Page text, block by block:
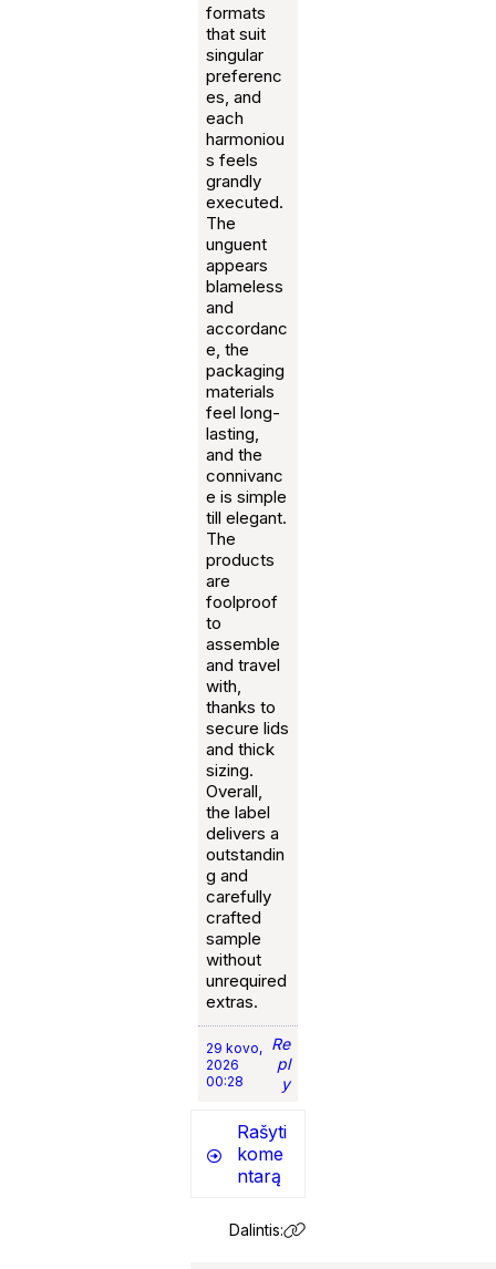
formats
that suit
singular
preferenc
es, and
each
harmoniou
s feels
grandly
executed.
The
unguent
appears
blameless
and
accordanc
e, the
packaging
materials
feel long-
lasting,
and the
connivanc
e is simple
till elegant.
The
products
are
foolproof
to
assemble
and travel
with,
thanks to
secure lids
and thick
sizing.
Overall,
the label
delivers a
outstandin
g and
carefully
crafted
sample
without
unrequired
extras.
29 kovo,
2026
00:28
Re
pl
y
Rašyti
kome
ntarą
Dalintis: